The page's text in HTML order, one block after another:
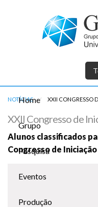
Home
Grupo
Pesquisa
Eventos
Produção
NOTÍCIAS ATUAL:
XXII CONGRESSO
XXII Congresso de
Alunos classificados
Congresso de